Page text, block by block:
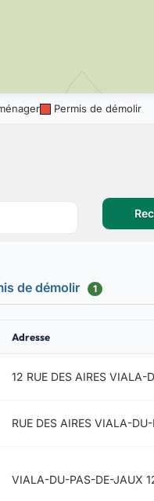
Permis de démolir
de démolir 1
Adresse
12 RUE DES AIRES
RUE DES AIRES VIALA-
VIALA-DU-PAS-DE-JAUX